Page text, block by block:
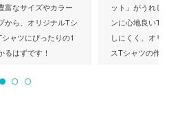
富なサイズやカラー
から、オリジナルTシ
ャツにぴったりの1
るはずです！
ット」がうれし
ンに心地良いT
しにくく、オリ
スTシャツの作